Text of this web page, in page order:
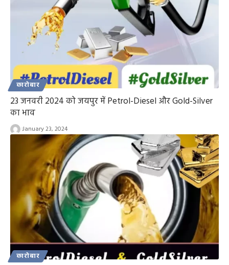
कारोबार
23 जनवरी 2024 को जयपुर में Petrol-Diesel और Gold-Silver
का भाव
January 23, 2024
कारोबार